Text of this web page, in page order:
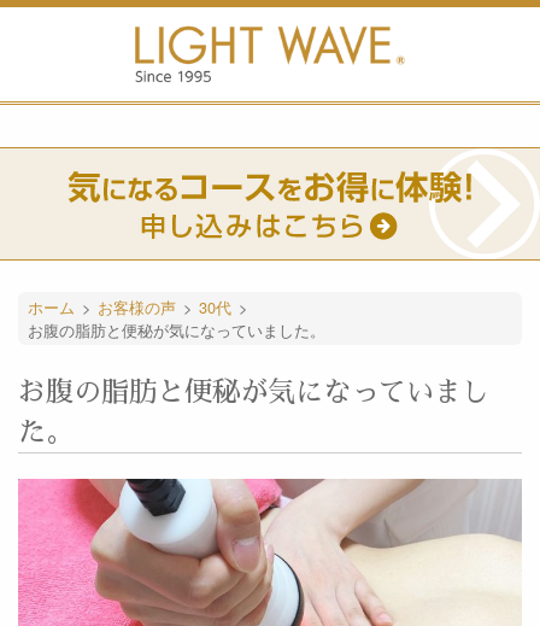
ホーム > お客様の声 > 30代 >
お腹の脂肪と便秘が気になっていました。
お腹の脂肪と便秘が気になっていまし
た。